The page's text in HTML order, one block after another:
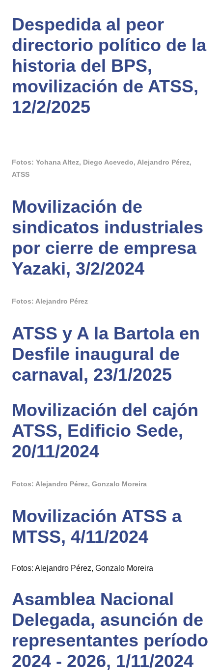
Despedida al peor
directorio político de la
historia del BPS,
movilización de ATSS,
12/2/2025
Fotos: Yohana Altez, Diego Acevedo, Alejandro Pérez,
ATSS
Movilización de
sindicatos industriales
por cierre de empresa
Yazaki, 3/2/2024
Fotos: Alejandro Pérez
ATSS y A la Bartola en
Desfile inaugural de
carnaval, 23/1/2025
Movilización del cajón
ATSS, Edificio Sede,
20/11/2024
Fotos: Alejandro Pérez, Gonzalo Moreira
Movilización ATSS a
MTSS, 4/11/2024
Fotos: Alejandro Pérez, Gonzalo Moreira
Asamblea Nacional
Delegada, asunción de
representantes período
2024 - 2026, 1/11/2024